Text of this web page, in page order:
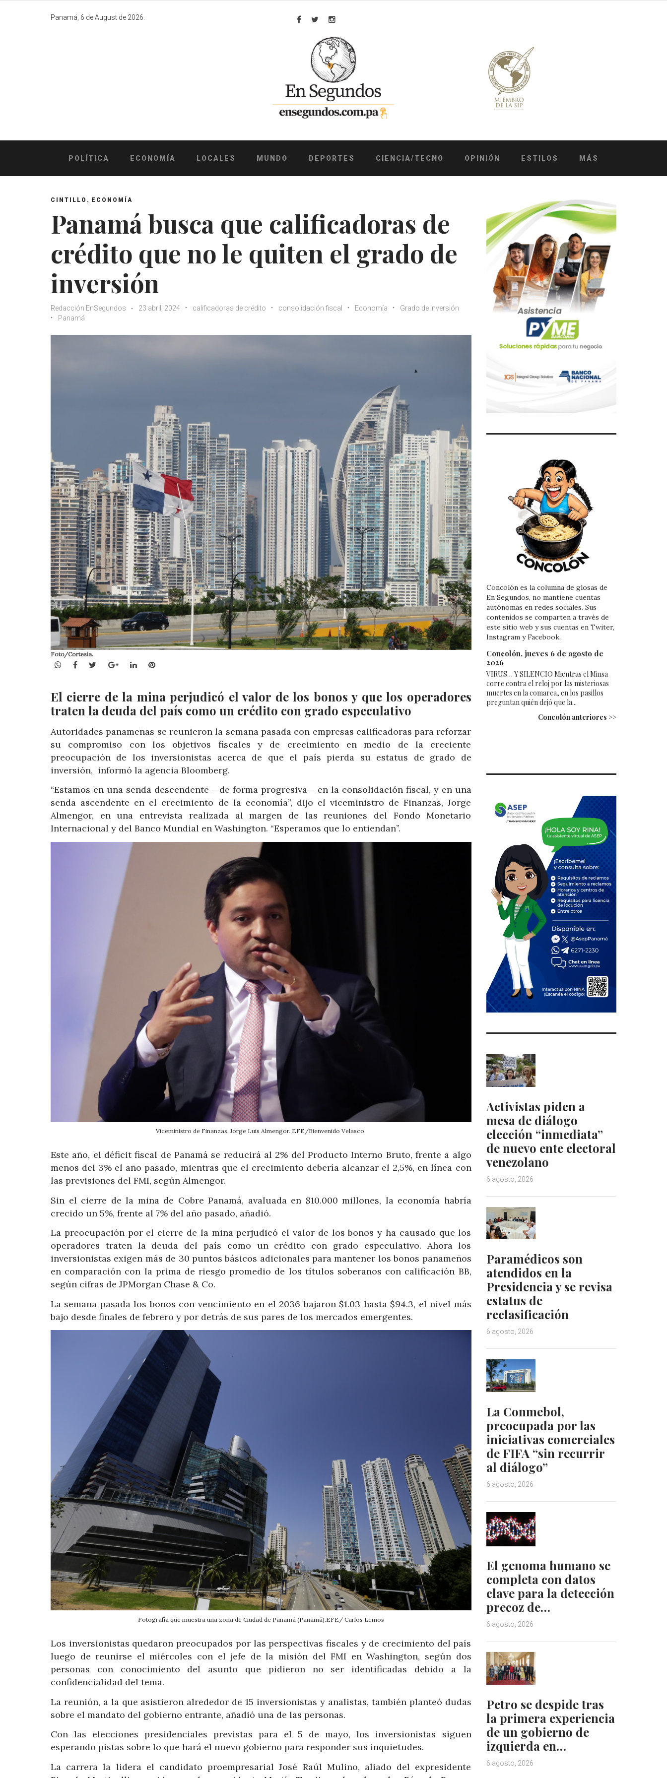
Panamá, 6 de August de 2026.
Facebook
TwitterInstagram
POLÍTICA ECONOMÍA LOCALES MUNDO DEPORTES CIENCIA/TECNO OPINIÓN ESTILOS MÁS
CINTILLO , ECONOMÍA
Panamá busca que calificadoras de
crédito que no le quiten el grado de
inversión
Redacción EnSegundos 23 abril, 2024 calificadoras de crédito consolidación fiscal Economía
Grado de Inversión
Panamá
Foto/Cortesía.
WhatsApp
Facebook
TwitterGoogle+LinkedInPinterest
El cierre de la mina perjudicó el valor de los bonos y que los operadores
traten la deuda del país como un crédito con grado especulativo
Autoridades panameñas se reunieron la semana pasada con empresas calificadoras para reforzar
su compromiso con los objetivos fiscales y de crecimiento en medio de la creciente
preocupación de los inversionistas acerca de que el país pierda su estatus de grado de
inversión, informó la agencia Bloomberg.
“Estamos en una senda descendente —de forma progresiva— en la consolidación fiscal, y en una
senda ascendente en el crecimiento de la economía”, dijo el viceministro de Finanzas, Jorge
Almengor, en una entrevista realizada al margen de las reuniones del Fondo Monetario
Internacional y del Banco Mundial en Washington. “Esperamos que lo entiendan”.
Viceministro de Finanzas, Jorge Luis Almengor. EFE/Bienvenido Velasco.
Este año, el déficit fiscal de Panamá se reducirá al 2% del Producto Interno Bruto, frente a algo
menos del 3% el año pasado, mientras que el crecimiento debería alcanzar el 2,5%, en línea con
las previsiones del FMI, según Almengor.
Sin el cierre de la mina de Cobre Panamá, avaluada en $10.000 millones, la economía habría
crecido un 5%, frente al 7% del año pasado, añadió.
La preocupación por el cierre de la mina perjudicó el valor de los bonos y ha causado que los
operadores traten la deuda del país como un crédito con grado especulativo. Ahora los
inversionistas exigen más de 30 puntos básicos adicionales para mantener los bonos panameños
en comparación con la prima de riesgo promedio de los títulos soberanos con calificación BB,
según cifras de JPMorgan Chase & Co.
La semana pasada los bonos con vencimiento en el 2036 bajaron $1.03 hasta $94.3, el nivel más
bajo desde finales de febrero y por detrás de sus pares de los mercados emergentes.
Fotografía que muestra una zona de Ciudad de Panamá (Panamá).EFE/ Carlos Lemos
Los inversionistas quedaron preocupados por las perspectivas fiscales y de crecimiento del país
luego de reunirse el miércoles con el jefe de la misión del FMI en Washington, según dos
personas con conocimiento del asunto que pidieron no ser identificadas debido a la
confidencialidad del tema.
La reunión, a la que asistieron alrededor de 15 inversionistas y analistas, también planteó dudas
sobre el mandato del gobierno entrante, añadió una de las personas.
Con las elecciones presidenciales previstas para el 5 de mayo, los inversionistas siguen
esperando pistas sobre lo que hará el nuevo gobierno para responder sus inquietudes.
La carrera la lidera el candidato proempresarial José Raúl Mulino, aliado del expresidente
Concolón es la columna de glosas de
En Segundos, no mantiene cuentas
autónomas en redes sociales. Sus
contenidos se comparten a través de
este sitio web y sus cuentas en Twiter,
Instagram y Facebook.
Concolón, jueves 6 de agosto de
2026
VIRUS… Y SILENCIO Mientras el Minsa
corre contra el reloj por las misteriosas
muertes en la comarca, en los pasillos
preguntan quién dejó que la...
Concolón anteriores >>
Activistas piden a
mesa de diálogo
elección “inmediata”
de nuevo ente electoral
venezolano
6 agosto, 2026
Paramédicos son
atendidos en la
Presidencia y se revisa
estatus de
reclasificación
6 agosto, 2026
La Conmebol,
preocupada por las
iniciativas comerciales
de FIFA “sin recurrir
al diálogo”
6 agosto, 2026
El genoma humano se
completa con datos
clave para la detección
precoz de…
6 agosto, 2026
Petro se despide tras
la primera experiencia
de un gobierno de
izquierda en…
6 agosto, 2026